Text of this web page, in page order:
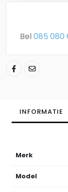
Bel 085 080
INFORMATIE
Merk
Model